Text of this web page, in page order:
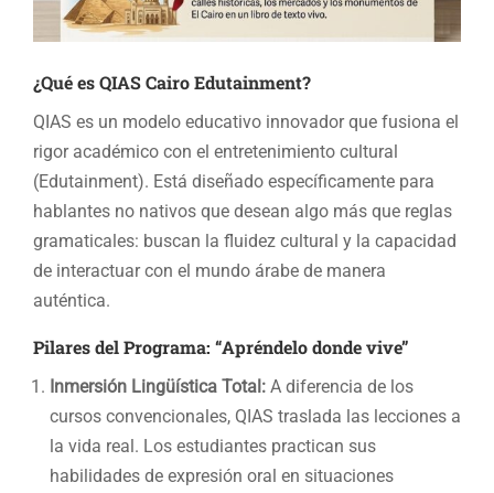
¿Qué es QIAS Cairo Edutainment?
QIAS es un modelo educativo innovador que fusiona el
rigor académico con el entretenimiento cultural
(Edutainment). Está diseñado específicamente para
hablantes no nativos que desean algo más que reglas
gramaticales: buscan la fluidez cultural y la capacidad
de interactuar con el mundo árabe de manera
auténtica.
Pilares del Programa: “Apréndelo donde vive”
Inmersión Lingüística Total: A diferencia de los
cursos convencionales, QIAS traslada las lecciones a
la vida real. Los estudiantes practican sus
habilidades de expresión oral en situaciones